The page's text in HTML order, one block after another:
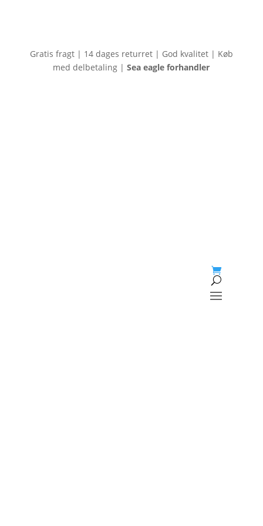
Gratis fragt | 14 dages returret | God kvalitet | Køb
med delbetaling |Sea eagle forhandler